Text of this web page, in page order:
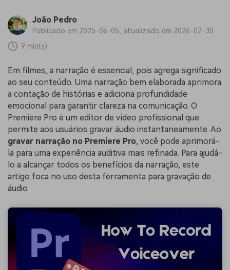
João Pedro
Publicado em 2025-06-05, atualizado em 2026-07-30
9 min(s)
Em filmes, a narração é essencial, pois agrega significado
ao seu conteúdo. Uma narração bem elaborada aprimora
a contação de histórias e adiciona profundidade
emocional para garantir clareza na comunicação. O
Premiere Pro é um editor de vídeo profissional que
permite aos usuários gravar áudio instantaneamente. Ao
gravar narração no Premiere Pro, você pode aprimorá-
la para uma experiência auditiva mais refinada. Para ajudá-
lo a alcançar todos os benefícios da narração, este
artigo foca no uso desta ferramenta para gravação de
áudio.